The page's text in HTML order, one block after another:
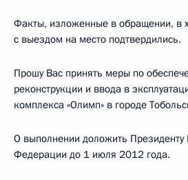
Факты, изложенные в обращении, в
с выездом на место подтвердились.
Прошу Вас принять меры по
реконструкции и ввода в
комплекса «Олимп» в городе
О выполнении доложить Президенту
Федерации до 1 июля 2012 года.